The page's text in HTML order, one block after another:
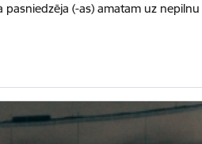
(-as) amatam uz